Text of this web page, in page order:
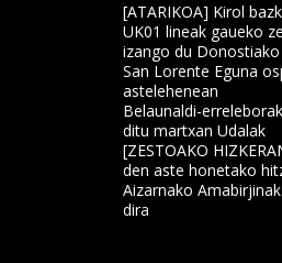
[ATARIKOA] Kirol
UK01 lineak gaueko
izango du
San Lorente Eguna
astelehenean
Belaunaldi-
ditu martxan Udalak
[ZESTOAKO
den aste honetako
Aizarnako
dira